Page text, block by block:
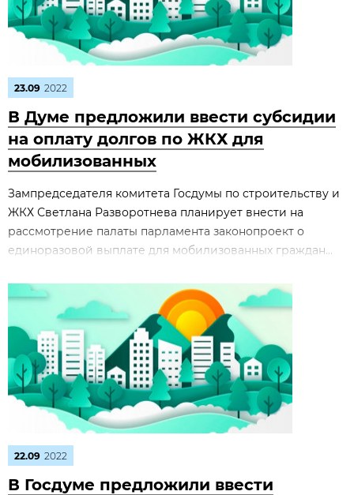
23.09 2022
В Думе предложили ввести субсидии
на оплату долгов по ЖКХ для
мобилизованных
Зампредседателя комитета Госдумы по строительству и
ЖКХ Светлана Разворотнева планирует внести на
рассмотрение палаты парламента законопроект о
единоразовой выплате для мобилизованных граждан...
22.09 2022
В Госдуме предложили ввести